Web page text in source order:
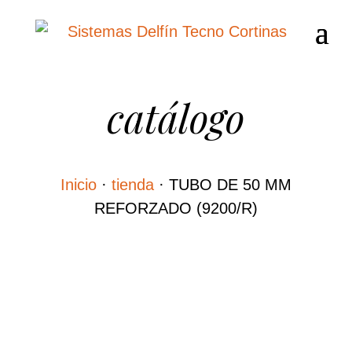
catálogo
Inicio· tienda· TUBO DE 50 MM
REFORZADO (9200/R)